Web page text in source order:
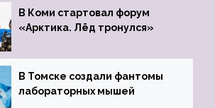
В Коми стартовал форум
«Арктика. Лёд тронулся»
В Томске создали фантомы
лабораторных мышей